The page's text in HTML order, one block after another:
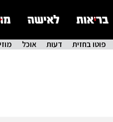
פוטו בחזית דעות אוכל